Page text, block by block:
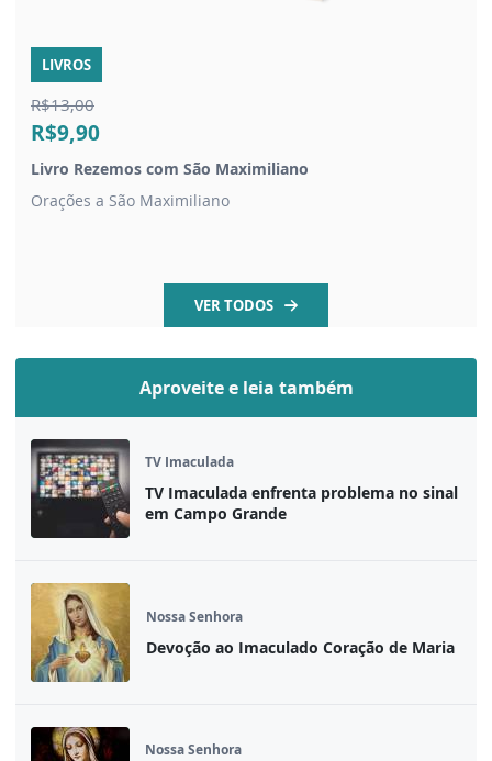
LIVROS
R$13,00
R$9,90
Livro Rezemos com São Maximiliano
Orações a São Maximiliano
VER TODOS
Aproveite e leia também
TV Imaculada
TV Imaculada enfrenta problema no sinal
em Campo Grande
Nossa Senhora
Devoção ao Imaculado Coração de Maria
Nossa Senhora